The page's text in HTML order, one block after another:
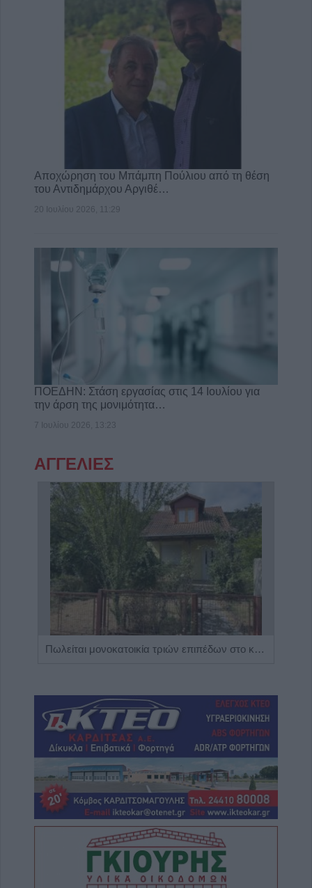
Αποχώρηση του Μπάμπη Πούλιου από τη θέση
του Αντιδημάρχου Αργιθέ…
20 Ιουλίου 2026, 11:29
ΠΟΕΔΗΝ: Στάση εργασίας στις 14 Ιουλίου για
την άρση της μονιμότητα…
7 Ιουλίου 2026, 13:23
ΑΓΓΕΛΙΕΣ
Πωλείται μονοκατοικία τριών επιπέδων στο καταπράσινο Πευκόφυτο Καρδίτσας